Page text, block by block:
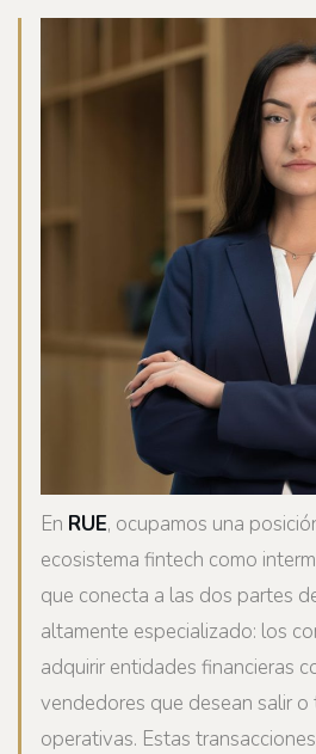
En RUE, ocupamos una
ecosistema fintech como
que conecta a las dos partes
altamente especializado: los
adquirir entidades financieras
vendedores que desean salir o
operativas. Estas